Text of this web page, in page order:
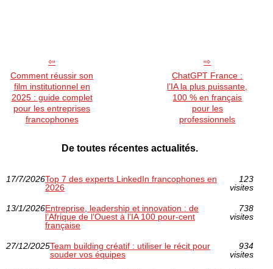
Comment réussir son
film institutionnel en
2025 : guide complet
pour les entreprises
francophones
ChatGPT France :
l’IA la plus puissante,
100 % en français
pour les
professionnels
De toutes récentes actualités.
17/7/2026Top 7 des experts LinkedIn francophones en
2026
123
visites
13/1/2026Entreprise, leadership et innovation : de
l’Afrique de l’Ouest à l’IA 100 pour-cent
française
738
visites
27/12/2025Team building créatif : utiliser le récit pour
souder vos équipes
934
visites